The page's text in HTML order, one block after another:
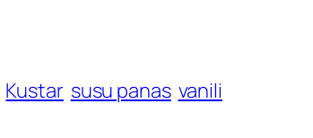
Kustar susu panas vanili